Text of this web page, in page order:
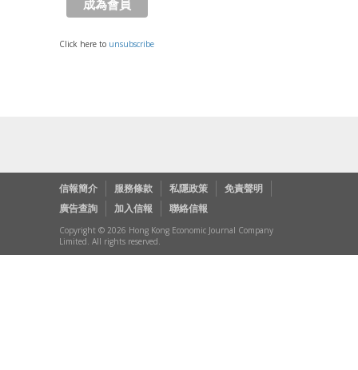
Click here to unsubscribe
信報簡介 服務條款 私隱政策
免責聲明
廣告查詢
加入信報 聯絡信報
Copyright © 2026 Hong Kong Economic Journal Company
Limited. All rights reserved.